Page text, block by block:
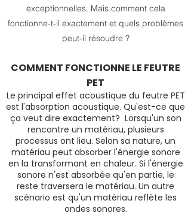
exceptionnelles. Mais comment cela
fonctionne-t-il exactement et quels problèmes
peut-il résoudre ?
COMMENT FONCTIONNE LE FEUTRE
PET
Le principal effet acoustique du feutre PET
est l'absorption acoustique. Qu'est-ce que
ça veut dire exactement? Lorsqu'un son
rencontre un matériau, plusieurs
processus ont lieu. Selon sa nature, un
matériau peut absorber l'énergie sonore
en la transformant en chaleur. Si l'énergie
sonore n'est absorbée qu'en partie, le
reste traversera le matériau. Un autre
scénario est qu'un matériau reflète les
ondes sonores.